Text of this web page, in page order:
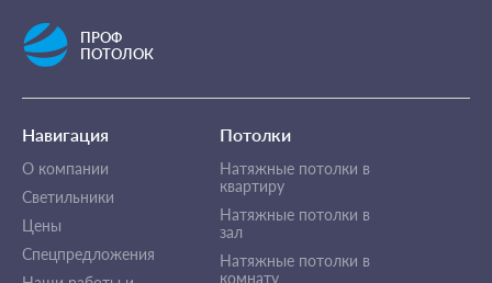
ПРОФ
ПОТОЛОК
Навигация
О компании
Светильники
Цены
Спецпредложения
Потолки
Натяжные потолки в
квартиру
Натяжные потолки в
зал
Натяжные потолки в
комнату